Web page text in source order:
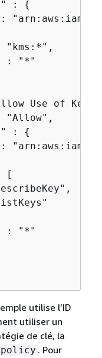
:
{
"kms:*",
: "*"
Use of Key",
"Allow",
:
{
[
: "*"
utilise l’ID
utiliser un
de clé, la
policy . Pour